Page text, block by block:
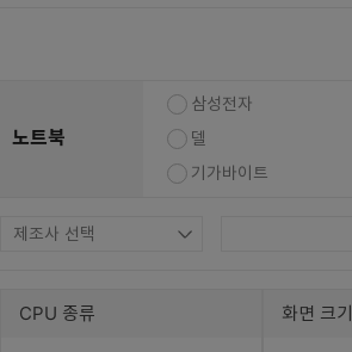
파워
조립비
노트북
삼성전자
델
기가바이트
CPU 종류 화면 크기